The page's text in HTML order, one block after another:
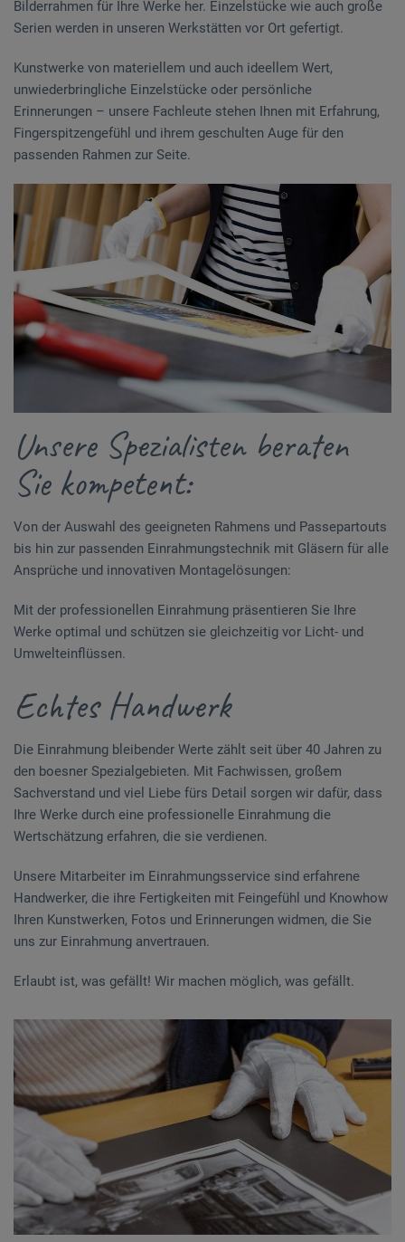
Bilderrahmen für Ihre Werke her. Einzelstücke wie auch große
Serien werden in unseren Werkstätten vor Ort gefertigt.
Kunstwerke von materiellem und auch ideellem Wert,
unwiederbringliche Einzelstücke oder persönliche
Erinnerungen – unsere Fachleute stehen Ihnen mit Erfahrung,
Fingerspitzengefühl und ihrem geschulten Auge für den
passenden Rahmen zur Seite.
Unsere Spezialisten beraten
Sie kompetent:
Von der Auswahl des geeigneten Rahmens und Passepartouts
bis hin zur passenden Einrahmungstechnik mit Gläsern für alle
Ansprüche und innovativen Montagelösungen:
Mit der professionellen Einrahmung präsentieren Sie Ihre
Werke optimal und schützen sie gleichzeitig vor Licht- und
Umwelteinflüssen.
Echtes Handwerk
Die Einrahmung bleibender Werte zählt seit über 40 Jahren zu
den boesner Spezialgebieten. Mit Fachwissen, großem
Sachverstand und viel Liebe fürs Detail sorgen wir dafür, dass
Ihre Werke durch eine professionelle Einrahmung die
Wertschätzung erfahren, die sie verdienen.
Unsere Mitarbeiter im Einrahmungsservice sind erfahrene
Handwerker, die ihre Fertigkeiten mit Feingefühl und Knowhow
Ihren Kunstwerken, Fotos und Erinnerungen widmen, die Sie
uns zur Einrahmung anvertrauen.
Erlaubt ist, was gefällt! Wir machen möglich, was gefällt.